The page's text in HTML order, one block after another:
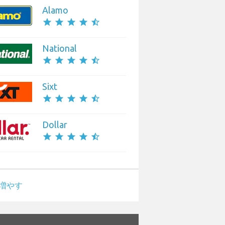
Alamo
star star star star star_half
National
star star star star star_half
Sixt
star star star star star_half
Dollar
star star star star star_half
やす